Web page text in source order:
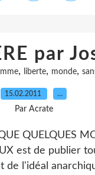
par
, liberte, monde,
15.02.2011 …
Par Acrate
QUELQUES
est de publier
l'idéal